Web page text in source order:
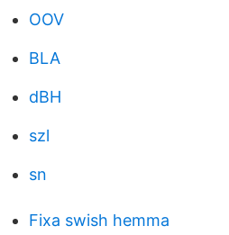
OOV
BLA
dBH
szl
sn
Fixa swish hemma